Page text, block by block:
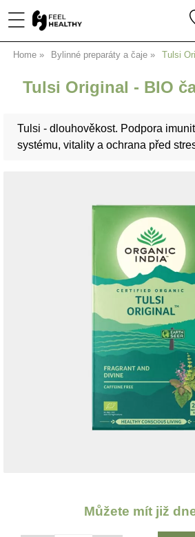
Home Bylinné preparáty a čaje Tulsi
Tulsi Original - BIO
Tulsi - dlouhověkost. Podpora
systému, vitality a ochrana před
Můžete mít již